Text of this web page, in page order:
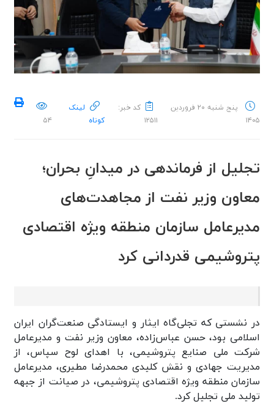
پنج شنبه ۲۰ فروردین
۱۴۰۵
کد خبر:
۱۲۵۱۱
لینک
کوتاه
۵۴
تجلیل از فرماندهی در میدانِ بحران؛
معاون وزیر نفت از مجاهدت‌های
مدیرعامل سازمان منطقه ویژه اقتصادی
پتروشیمی قدردانی کرد
در نشستی که تجلی‌گاه ایثار و ایستادگی صنعت‌گران ایران
اسلامی بود، حسن عباس‌زاده، معاون وزیر نفت و مدیرعامل
شرکت ملی صنایع پتروشیمی، با اهدای لوح سپاس، از
مدیریت جهادی و نقش کلیدی محمدرضا مطیری، مدیرعامل
سازمان منطقه ویژه اقتصادی پتروشیمی، در صیانت از جبهه
تولید ملی تجلیل کرد.